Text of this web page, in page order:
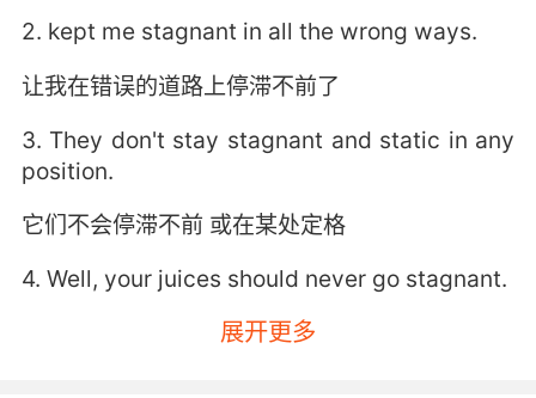
2. kept me stagnant in all the wrong ways.
让我在错误的道路上停滞不前了
3. They don't stay stagnant and static in any
position.
它们不会停滞不前 或在某处定格
4. Well, your juices should never go stagnant.
你体内的能量绝不能停滞不动
展开更多